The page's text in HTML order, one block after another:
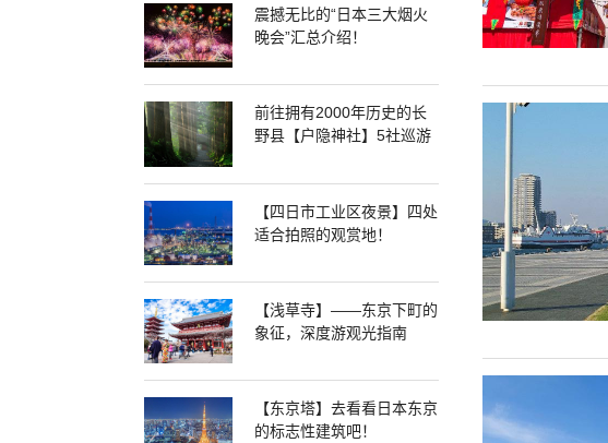
震撼无比的“日本三大烟火
晚会”汇总介绍！
前往拥有2000年历史的长
野县【户隐神社】5社巡游
【四日市工业区夜景】四处
适合拍照的观赏地！
【浅草寺】——东京下町的
象征，深度游观光指南
【东京塔】去看看日本东京
的标志性建筑吧！